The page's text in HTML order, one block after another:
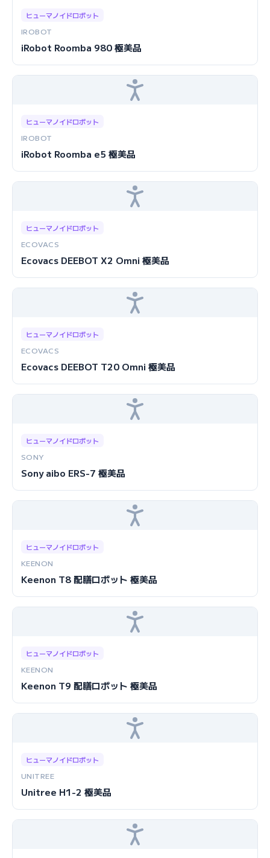
ヒューマノイドロボット
IROBOT
iRobot Roomba 980 極美品
ヒューマノイドロボット
IROBOT
iRobot Roomba e5 極美品
ヒューマノイドロボット
ECOVACS
Ecovacs DEEBOT X2 Omni 極美品
ヒューマノイドロボット
ECOVACS
Ecovacs DEEBOT T20 Omni 極美品
ヒューマノイドロボット
SONY
Sony aibo ERS-7 極美品
ヒューマノイドロボット
KEENON
Keenon T8 配膳ロボット 極美品
ヒューマノイドロボット
KEENON
Keenon T9 配膳ロボット 極美品
ヒューマノイドロボット
UNITREE
Unitree H1-2 極美品